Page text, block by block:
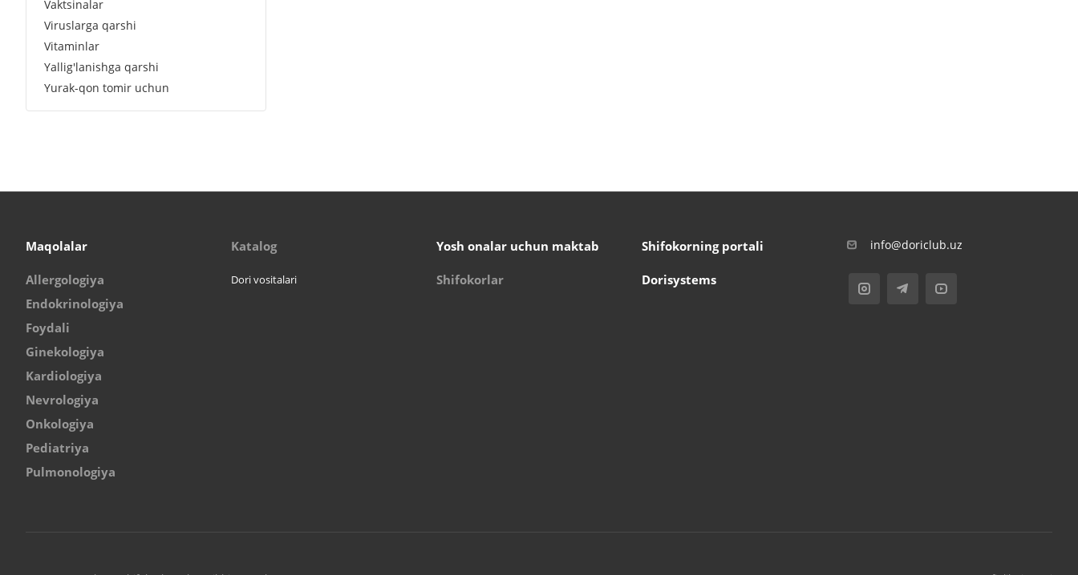
Vaktsinalar
Viruslarga qarshi
Vitaminlar
Yallig'lanishga qarshi
Yurak-qon tomir uchun
Maqolalar
Allergologiya
Endokrinologiya
Foydali
Ginekologiya
Kardiologiya
Nevrologiya
Onkologiya
Pediatriya
Pulmonologiya
Katalog
Dori vositalari
Yosh onalar uchun maktab
Shifokorlar
Shifokorning portali
Dorisystems
info@doriclub.uz